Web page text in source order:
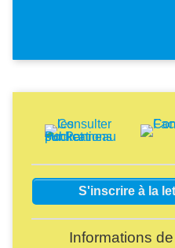
Image
S'inscrire à la
Informations